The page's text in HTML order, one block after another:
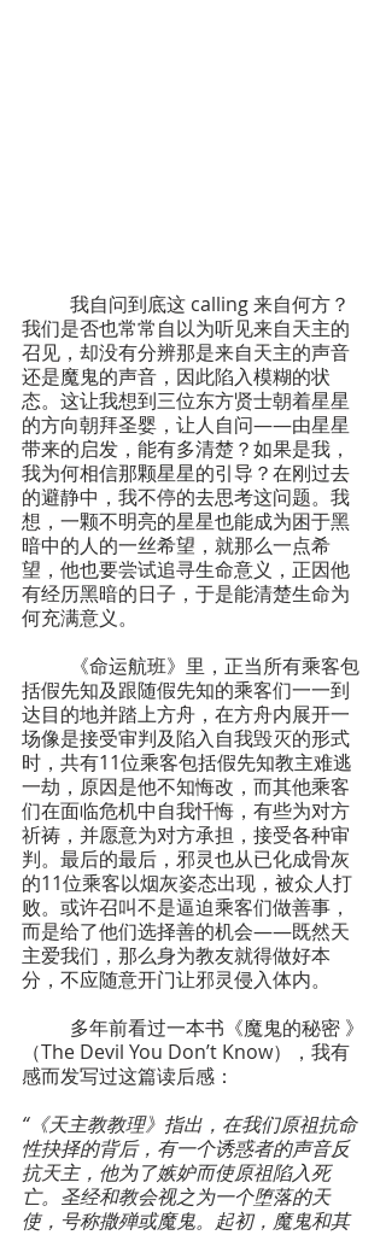
我们是否也常常自以为听见来自天主的
召见，却没有分辨那是来自天主的声音
还是魔鬼的声音，因此陷入模糊的状
态。这让我想到三位东方贤士朝着星星
的方向朝拜圣婴，让人自问——由星星
带来的启发，能有多清楚？如果是我，
我为何相信那颗星星的引导？在刚过去
的避静中，我不停的去思考这问题。我
想，一颗不明亮的星星也能成为困于黑
暗中的人的一丝希望，就那么一点希
望，他也要尝试追寻生命意义，正因他
有经历黑暗的日子，于是能清楚生命为
何充满意义。
括假先知及跟随假先知的乘客们一一到
达目的地并踏上方舟，在方舟内展开一
场像是接受审判及陷入自我毁灭的形式
时，共有11位乘客包括假先知教主难逃
一劫，原因是他不知悔改，而其他乘客
们在面临危机中自我忏悔，有些为对方
祈祷，并愿意为对方承担，接受各种审
判。最后的最后，邪灵也从已化成骨灰
的11位乘客以烟灰姿态出现，被众人打
败。或许召叫不是逼迫乘客们做善事，
而是给了他们选择善的机会——既然天
主爱我们，那么身为教友就得做好本
分，不应随意开门让邪灵侵入体内。
（The Devil You Don’t Know），我有
感而发写过这篇读后感：
“《天主教教理》指出，在我们原祖抗命
性抉择的背后，有一个诱惑者的声音反
抗天主，他为了嫉妒而使原祖陷入死
亡。圣经和教会视之为一个堕落的天
使，号称撒殚或魔鬼。起初，魔鬼和其